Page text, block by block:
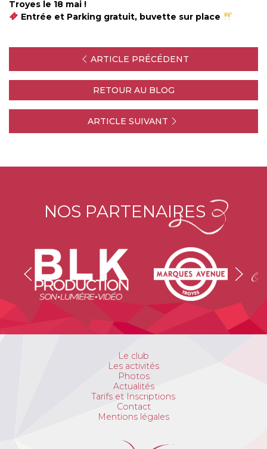
Troyes le 18 mai !
Entrée et Parking gratuit, buvette sur place
ARTICLE PRÉCÉDENT
RETOUR AU BLOG
ARTICLE SUIVANT
NOS PARTENAIRES
Le club
Les activités
Photos
Actualités
Tarifs et Inscriptions
Contact
Mentions légales